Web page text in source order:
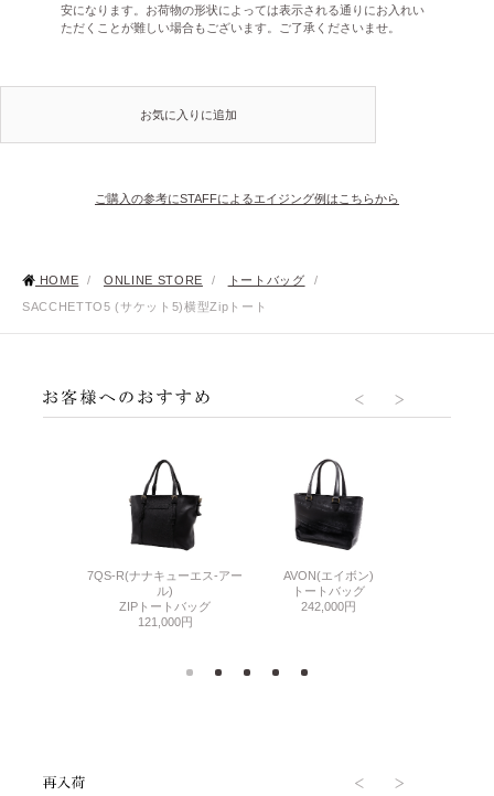
安になります。お荷物の形状によっては表示される通りにお入れい
ただくことが難しい場合もございます。ご了承くださいませ。
お気に入りに追加
ご購入の参考にSTAFFによるエイジング例はこちらから
HOME / ONLINE STORE / トートバッグ
/
SACCHETTO5 (サケット5)横型Zipトート
7QS-R(ナナキューエス-アー
ル)
ZIPトートバッグ
121,000円
AVON(エイボン)
トートバッグ
242,000円